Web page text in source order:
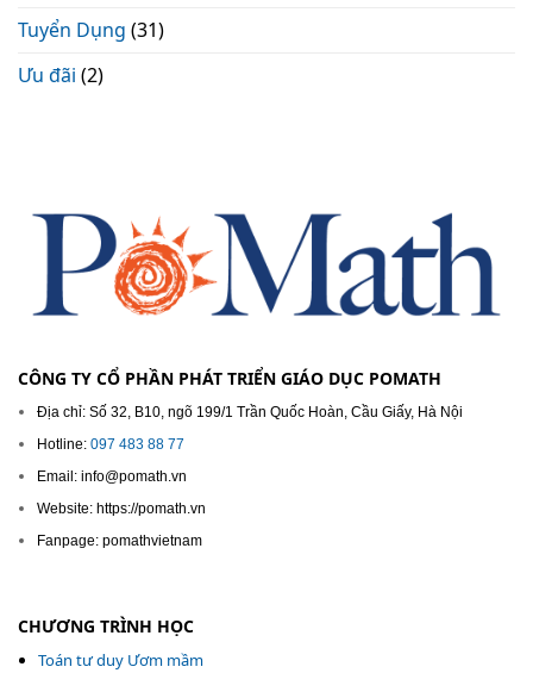
Tuyển Dụng (31)
Ưu đãi (2)
CÔNG TY CỔ PHẦN PHÁT TRIỂN GIÁO DỤC POMATH
Địa chỉ: Số 32, B10, ngõ 199/1 Trần Quốc Hoàn, Cầu Giấy, Hà Nội
Hotline: 097 483 88 77
Email: info@pomath.vn
Website: https://pomath.vn
Fanpage: pomathvietnam
CHƯƠNG TRÌNH HỌC
Toán tư duy Ươm mầm